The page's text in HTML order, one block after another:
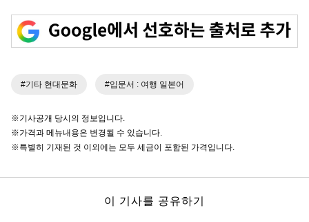
#기타 현대문화 #입문서 : 여행 일본어
※기사공개 당시의 정보입니다.
※가격과 메뉴내용은 변경될 수 있습니다.
※특별히 기재된 것 이외에는 모두 세금이 포함된 가격입니다.
이 기사를 공유하기